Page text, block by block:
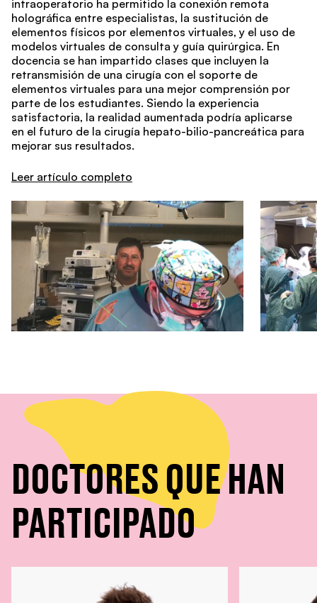
intraoperatorio ha permitido la conexión remota
holográfica entre especialistas, la sustitución de
elementos físicos por elementos virtuales, y el uso de
modelos virtuales de consulta y guía quirúrgica. En
docencia se han impartido clases que incluyen la
retransmisión de una cirugía con el soporte de
elementos virtuales para una mejor comprensión por
parte de los estudiantes. Siendo la experiencia
satisfactoria, la realidad aumentada podría aplicarse
en el futuro de la cirugía hepato-bilio-pancreática para
mejorar sus resultados.
Leer artículo completo
DOCTORES QUE HAN
PARTICIPADO